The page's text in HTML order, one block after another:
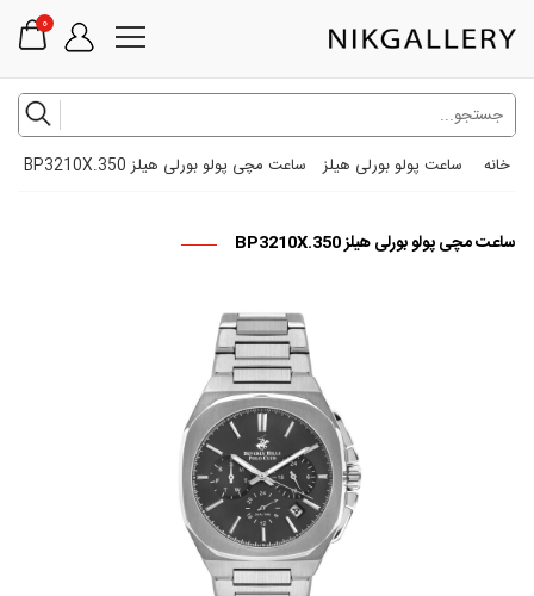
0
خانه ساعت پولو بورلی هیلز ساعت مچی پولو بورلی هیلز BP3210X.350
ساعت مچی پولو بورلی هیلز BP3210X.350